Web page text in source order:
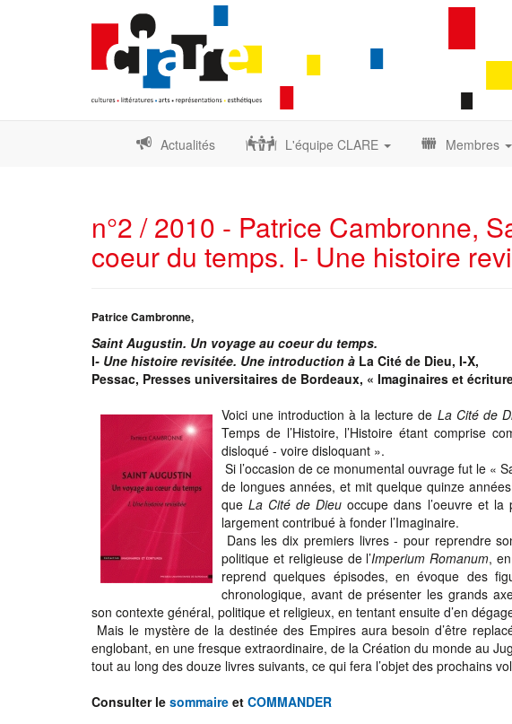
Actualités L'équipe CLARE Membres
n°2 / 2010 - Patrice Cambronne,
coeur du temps. I- Une histoire
Patrice Cambronne,
Saint Augustin. Un voyage au coeur du temps.
I- Une histoire revisitée. Une introduction à La Cité de Dieu, I-X,
Pessac, Presses universitaires de Bordeaux, « Imaginaires et
Voici une introduction à la lecture de La Cité de
Temps de l’Histoire, l’Histoire étant comprise
disloqué - voire disloquant ».
Si l’occasion de ce monumental ouvrage fut le «
de longues années, et mit quelque quinze
queLa Cité de Dieuoccupe dans l’oeuvre et
largement contribué à fonder l’Imaginaire.
Dans les dix premiers livres - pour reprendre
politique et religieuse de l’Imperium Romanum,
reprend quelques épisodes, en évoque des
chronologique, avant de présenter les grands
son contexte général, politique et religieux, en tentant ensuite d’en
Mais le mystère de la destinée des Empires aura besoin d’être
englobant, en une fresque extraordinaire, de la Création du monde au
tout au long des douze livres suivants, ce qui fera l’objet des prochains
Consulter le sommaire et COMMANDER